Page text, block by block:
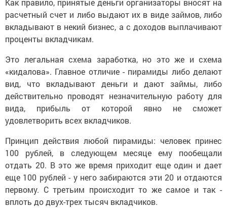
Как правило, принятые деньги организаторы вносят на
расчетный счет и либо выдают их в виде займов, либо
вкладывают в некий бизнес, а с доходов выплачивают
проценты вкладчикам.
Это легальная схема заработка, но это же и схема
«кидалова». Главное отличие - пирамиды либо делают
вид, что вкладывают деньги и дают займы, либо
действительно проводят незначительную работу для
вида, прибыль от которой явно не сможет
удовлетворить всех вкладчиков.
Принцип действия любой пирамиды: человек принес
100 рублей, в следующем месяце ему пообещали
отдать 20. В это же время приходит еще один и дает
еще 100 рублей - у него забираются эти 20 и отдаются
первому. С третьим происходит то же самое и так -
вплоть до двух-трех тысяч вкладчиков.